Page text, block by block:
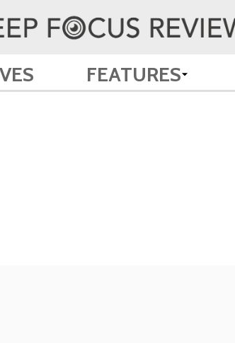
FEATURES